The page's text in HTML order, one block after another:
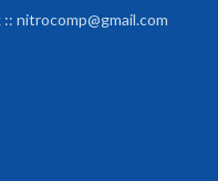
nitrocomp@gmail.com